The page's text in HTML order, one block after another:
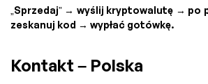
„Sprzedaj” → wyślij kryptowalutę → po
zeskanuj kod → wypłać gotówkę.
Kontakt – Polska